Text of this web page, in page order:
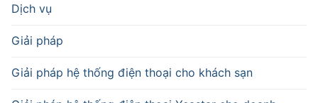
Dịch vụ
Giải pháp
Giải pháp hệ thống điện thoại cho khách sạn